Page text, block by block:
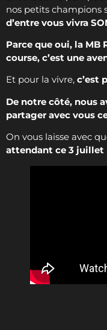
nos petits champions
d’entre vous vivra
Parce que oui, la MB
course, c’est une
Et pour la vivre, c’est
De notre côté, nous
partager avec vous
On vous laisse avec
attendant ce 3 juillet